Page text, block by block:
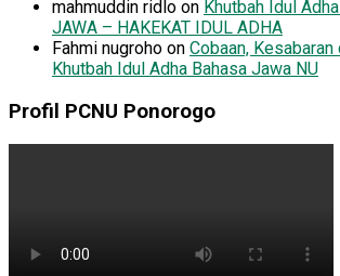
mahmuddin ridlo on Khutbah Idul
JAWA – HAKEKAT IDUL ADHA
Fahmi nugroho on Cobaan,
Khutbah Idul Adha Bahasa Jawa NU
Profil PCNU Ponorogo